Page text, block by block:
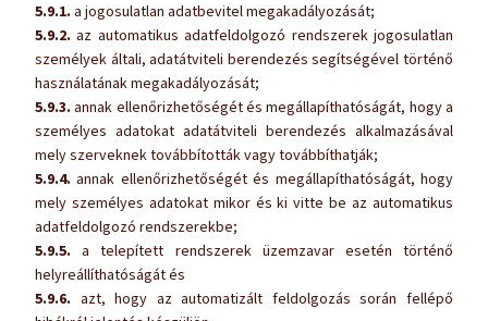
5.9.1. a jogosulatlan adatbevitel megakadályozását;
5.9.2. az automatikus adatfeldolgozó rendszerek jogosulatlan
személyek általi, adatátviteli berendezés segítségével történő
használatának megakadályozását;
5.9.3. annak ellenőrizhetőségét és megállapíthatóságát, hogy a
személyes adatokat adatátviteli berendezés alkalmazásával
mely szerveknek továbbították vagy továbbíthatják;
5.9.4. annak ellenőrizhetőségét és megállapíthatóságát, hogy
mely személyes adatokat mikor és ki vitte be az automatikus
adatfeldolgozó rendszerekbe;
5.9.5. a telepített rendszerek üzemzavar esetén történő
helyreállíthatóságát és
5.9.6. azt, hogy az automatizált feldolgozás során fellépő